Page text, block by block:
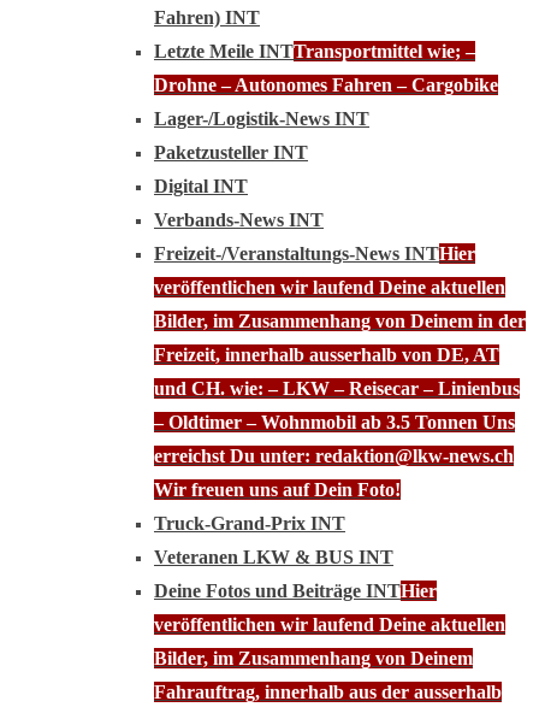
Fahren) INT
Letzte Meile INTTransportmittel wie; –
Drohne – Autonomes Fahren – Cargobike
Lager-/Logistik-News INT
Paketzusteller INT
Digital INT
Verbands-News INT
Freizeit-/Veranstaltungs-News INTHier
veröffentlichen wir laufend Deine aktuellen
Bilder, im Zusammenhang von Deinem in der
Freizeit, innerhalb ausserhalb von DE, AT
und CH. wie: – LKW – Reisecar – Linienbus
– Oldtimer – Wohnmobil ab 3.5 Tonnen Uns
erreichst Du unter: redaktion@lkw-news.ch
Wir freuen uns auf Dein Foto!
Truck-Grand-Prix INT
Veteranen LKW & BUS INT
Deine Fotos und Beiträge INTHier
veröffentlichen wir laufend Deine aktuellen
Bilder, im Zusammenhang von Deinem
Fahrauftrag, innerhalb aus der ausserhalb